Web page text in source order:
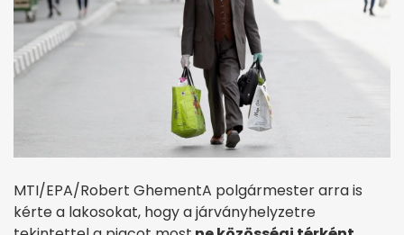
MTI/EPA/Robert GhementA polgármester arra is
kérte a lakosokat, hogy a járványhelyzetre